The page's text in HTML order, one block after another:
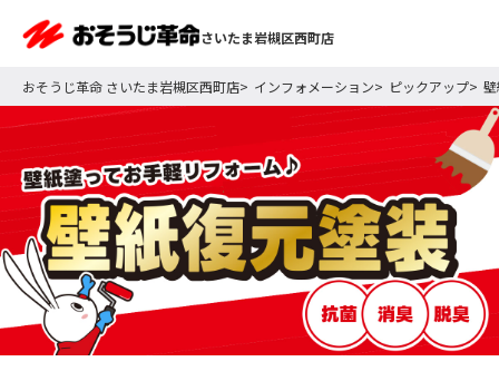
さいたま岩槻区西町店
おそうじ革命 さいたま岩槻区西町店 インフォメーション ピックアップ